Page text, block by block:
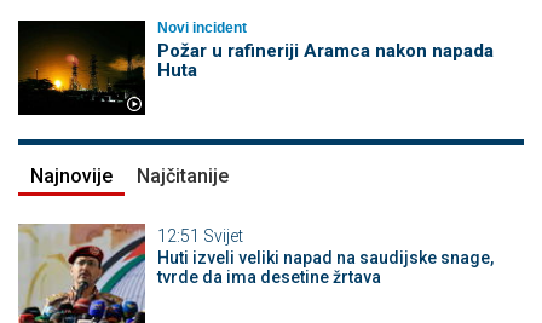
Novi incident
Požar u rafineriji Aramca nakon napada
Huta
Najnovije Najčitanije
12:51 Svijet
Huti izveli veliki napad na saudijske snage,
tvrde da ima desetine žrtava